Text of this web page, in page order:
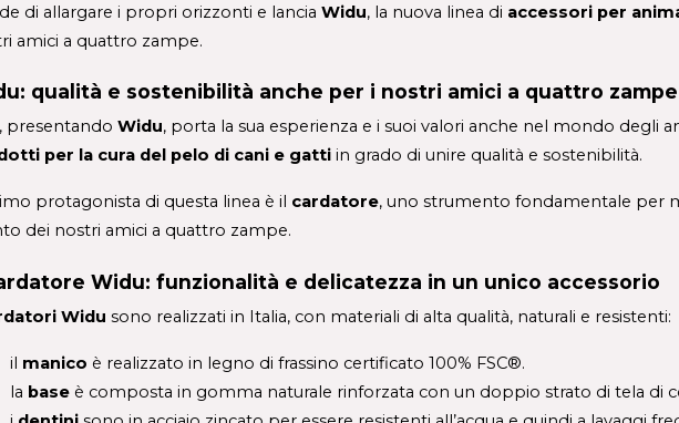
di allargare i propri orizzonti e lancia Widu, la nuova linea di accessori per
amici a quattro zampe.
qualità e sostenibilità anche per i nostri amici a quattro zampe
, presentando Widu,
per la cura del pelo di cani e gatti in grado di unire qualità e sostenibilità.
protagonista di questa linea è il cardatore, uno strumento fondamentale per
dei nostri amici a quattro zampe.
Widu: funzionalità e delicatezza in un unico accessorio
Widu sono realizzati in Italia, con materiali di alta qualità, naturali e resistenti:
il manico è realizzato in legno di frassino certificato 100% FSC®.
la base è composta in gomma naturale rinforzata con un doppio strato di tela di